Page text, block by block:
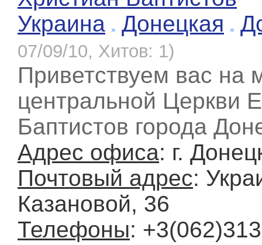
Украина
Донецкая
07/09/10, Хитов: 1)
Приветствуем вас на
центральной Церкви
Баптистов города
Адрес офиса: г.
Почтовый адрес:
Казановой, 36
Телефоны: